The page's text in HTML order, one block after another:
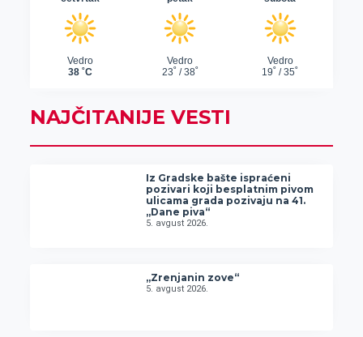
NAJČITANIJE VESTI
Iz Gradske bašte ispraćeni
pozivari koji besplatnim pivom
ulicama grada pozivaju na 41.
„Dane piva“
5. avgust 2026.
„Zrenjanin zove“
5. avgust 2026.